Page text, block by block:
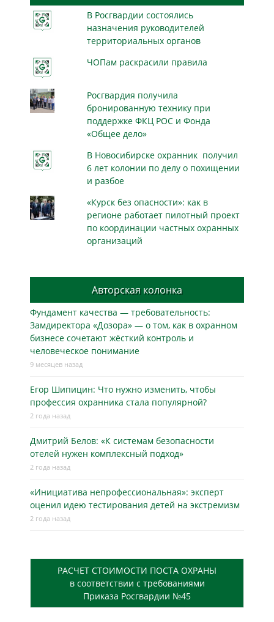
В Росгвардии состоялись
назначения руководителей
территориальных органов
ЧОПам раскрасили правила
Росгвардия получила
бронированную технику при
поддержке ФКЦ РОС и Фонда
«Общее дело»
В Новосибирске охранник получил
6 лет колонии по делу о похищении
и разбое
«Курск без опасности»: как в
регионе работает пилотный проект
по координации частных охранных
организаций
Авторская колонка
Фундамент качества — требовательность:
Замдиректора «Дозора» — о том, как в охранном
бизнесe сочетают жёсткий контроль и
человеческое понимание
9 месяцев назад
Егор Шипицин: Что нужно изменить, чтобы
профессия охранника стала популярной?
2 года назад
Дмитрий Белов: «К системам безопасности
отелей нужен комплексный подход»
2 года назад
«Инициатива непрофессиональная»: эксперт
оценил идею тестирования детей на экстремизм
2 года назад
РАСЧЕТ СТОИМОСТИ ПОСТА ОХРАНЫ
в соответствии с требованиями
Приказа Росгвардии №45